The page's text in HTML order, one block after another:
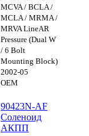
MCVA / BCLA /
MCLA / MRMA /
MRVA LineAR
Pressure (Dual W
/ 6 Bolt
Mounting Block)
2002-05
OEM
90423N-AF
Соленоид
АКПП